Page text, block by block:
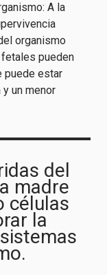
A la
organismo
fetales pueden
puede estar
un menor
del
madre
células
la